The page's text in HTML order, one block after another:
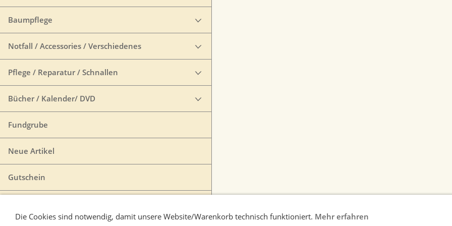
Baumpflege
Notfall / Accessories / Verschiedenes
Pflege / Reparatur / Schnallen
Bücher / Kalender/ DVD
Fundgrube
Neue Artikel
Gutschein
Die Cookies sind notwendig, damit unsere Website/Warenkorb technisch funktioniert. Mehr erfahren